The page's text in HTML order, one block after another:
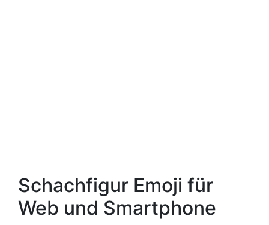
Schachfigur Emoji für
Web und Smartphone